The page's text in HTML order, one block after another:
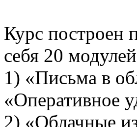
Курс построен
себя 20
1)
«Оперативное
2)